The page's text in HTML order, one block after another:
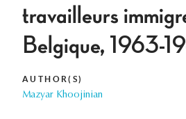
travailleurs
Belgique, 1963-
AUTHOR(S)
Mazyar Khoojinian